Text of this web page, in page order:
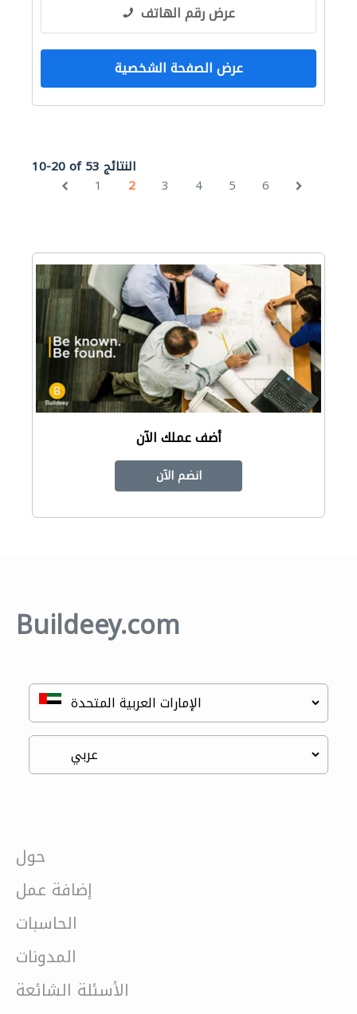
عرض رقم الهاتف
عرض الصفحة الشخصية
10-20 of 53 النتائج
1
2 3 4 5 6
أضف عملك الآن
انضم الآن
Buildeey.com
حول
إضافة عمل
الحاسبات
المدونات
الأسئلة الشائعة